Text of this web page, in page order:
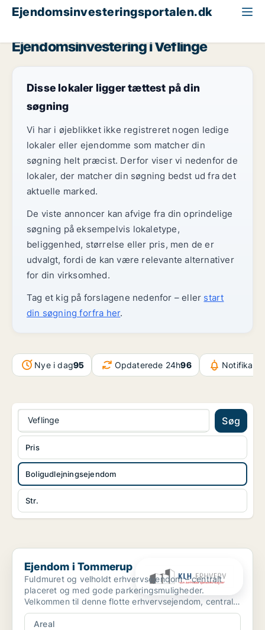
Ejendomsinvesteringsportalen.dk
Ejendomsinvestering i Veflinge
Disse lokaler ligger tættest på din
søgning
Vi har i øjeblikket ikke registreret nogen ledige
lokaler eller ejendomme som matcher din
søgning helt præcist. Derfor viser vi nedenfor de
lokaler, der matcher din søgning bedst ud fra det
aktuelle marked.
De viste annoncer kan afvige fra din oprindelige
søgning på eksempelvis lokaletype,
beliggenhed, størrelse eller pris, men de er
udvalgt, fordi de kan være relevante alternativer
for din virksomhed.
Tag et kig på forslagene nedenfor – eller start
din søgning forfra her.
Nye i dag95 Opdaterede 24h96
Veflinge Søg
Boligudlejningsejendom
Str.
Pris
Ejendom i Tommerup
Ejendom i Tommerup
Fuldmuret og velholdt erhvervsejendom – centralt
placeret og med gode parkeringsmuligheder.
Velkommen til denne flotte erhvervsejendom, centralt
beliggen...
Areal